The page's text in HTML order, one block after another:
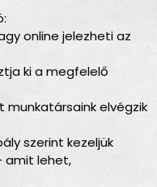
online jelezheti az
ki a megfelelő
munkatársaink elvégzik
szerint kezeljük
amit lehet,